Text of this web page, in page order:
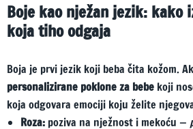
Boje kao nježan jezik: kako
koja tiho odgaja
Boja je prvi jezik koji beba čita kožom.
personalizirane poklone za bebe koji
koja odgovara emociji koju želite
Roza: poziva na nježnost i mekoću —